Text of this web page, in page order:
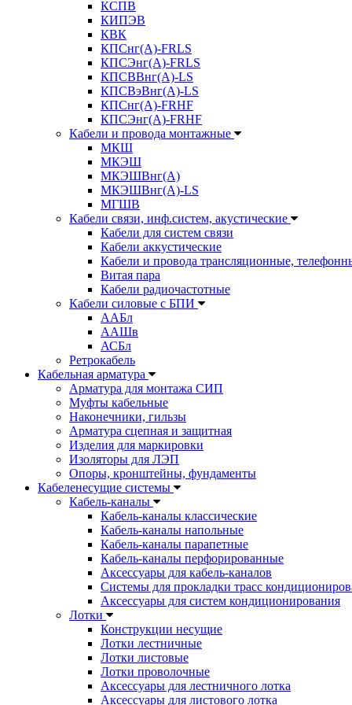
КСПВ
КИПЭВ
КВК
КПСнг(А)-FRLS
КПСЭнг(А)-FRLS
КПСВВнг(А)-LS
КПСВэВнг(А)-LS
КПСнг(А)-FRHF
КПСЭнг(А)-FRHF
Кабели и провода монтажные
МКШ
МКЭШ
МКЭШВнг(А)
МКЭШВнг(А)-LS
МГШВ
Кабели связи, инф.систем, акустические
Кабели для систем связи
Кабели аккустические
Кабели и провода трансляционные,
Витая пара
Кабели радиочастотные
Кабели силовые с БПИ
ААБл
ААШв
АСБл
Ретрокабель
Кабельная арматура
Арматура для монтажа СИП
Муфты кабельные
Наконечники, гильзы
Арматура сцепная и защитная
Изделия для маркировки
Изоляторы для ЛЭП
Опоры, кронштейны, фундаменты
Кабеленесущие системы
Кабель-каналы
Кабель-каналы классические
Кабель-каналы напольные
Кабель-каналы парапетные
Кабель-каналы перфорированные
Аксессуары для кабель-каналов
Системы для прокладки трасс
Аксессуары для систем кондиционирования
Лотки
Конструкции несущие
Лотки лестничные
Лотки листовые
Лотки проволочные
Аксессуары для лестничного лотка
Аксессуары для листового лотка